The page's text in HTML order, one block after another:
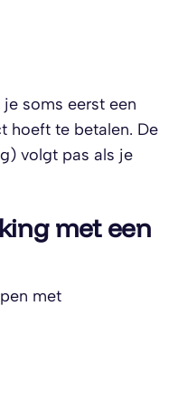
soms eerst een
hoeft te betalen. De
volgt pas als je
met een
met